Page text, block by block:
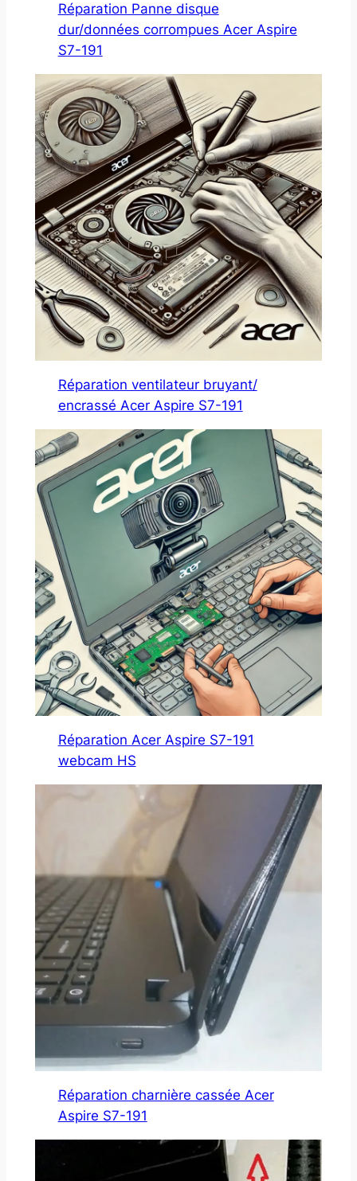
Réparation Panne disque
dur/données corrompues Acer Aspire
S7-191
Réparation ventilateur bruyant/
encrassé Acer Aspire S7-191
Réparation Acer Aspire S7-191
webcam HS
Réparation charnière cassée Acer
Aspire S7-191